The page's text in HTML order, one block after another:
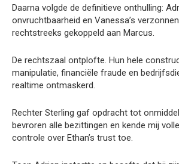
Daarna volgde de definitieve onthulling:
onvruchtbaarheid en Vanessa’s
rechtstreeks gekoppeld aan Marcus.
De rechtszaal ontplofte. Hun hele
manipulatie, financiële fraude en
realtime ontmaskerd.
Rechter Sterling gaf opdracht tot
bevroren alle bezittingen en kende mij
controle over Ethan’s trust toe.